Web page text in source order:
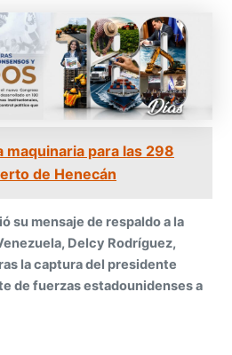
maquinaria para las 298
de Henecán
su mensaje de respaldo a la
Delcy Rodríguez,
la captura del presidente
de fuerzas estadounidenses a